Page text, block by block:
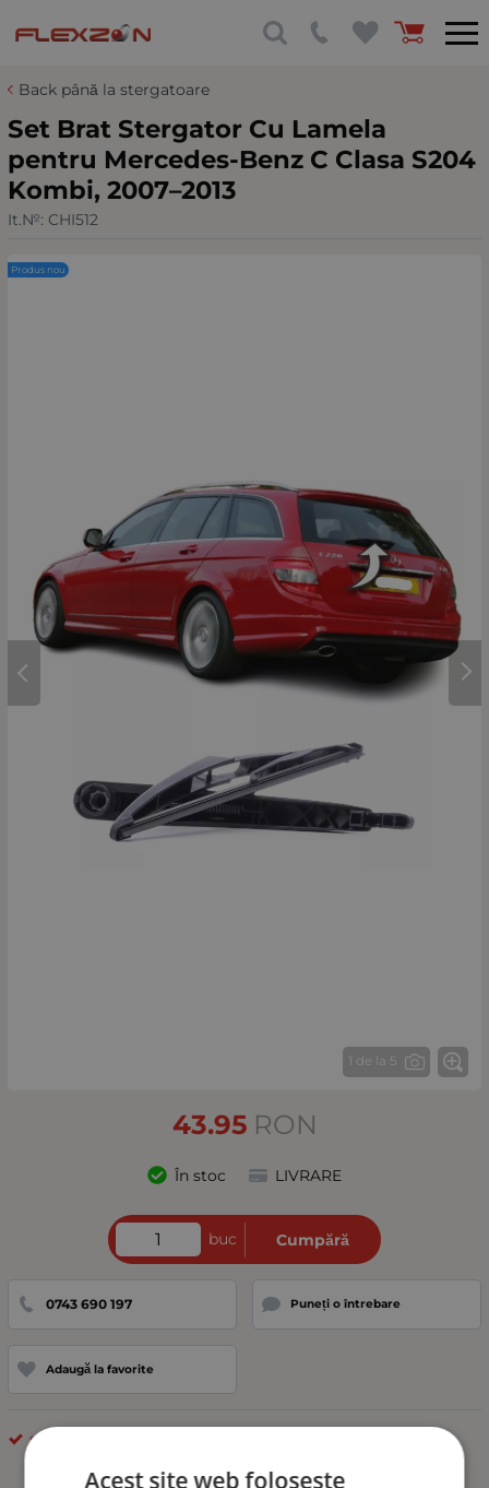
Back până la stergatoare
Set Brat Stergator Cu Lamela
pentru Mercedes-Benz C Clasa S204
Kombi, 2007–2013
It.№: CHI512
1 de la 5
Produs nou
43.95 RON
În stoc LIVRARE
buc Cumpără
0743 690 197 Puneți o întrebare
Adaugă la favorite
stergatoare
Acest site web folosește